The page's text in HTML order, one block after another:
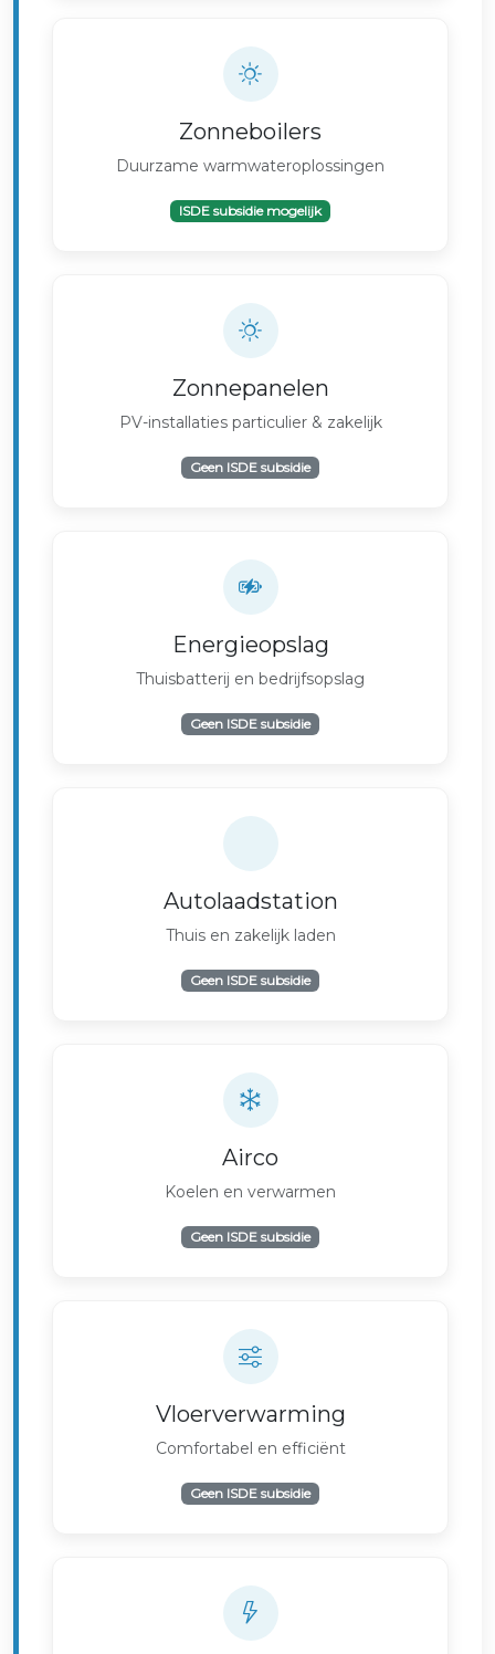
Zonneboilers
Duurzame warmwateroplossingen
ISDE subsidie mogelijk
Zonnepanelen
PV-installaties particulier & zakelijk
Geen ISDE subsidie
Energieopslag
Thuisbatterij en bedrijfsopslag
Geen ISDE subsidie
Autolaadstation
Thuis en zakelijk laden
Geen ISDE subsidie
Airco
Koelen en verwarmen
Geen ISDE subsidie
Vloerverwarming
Comfortabel en efficiënt
Geen ISDE subsidie